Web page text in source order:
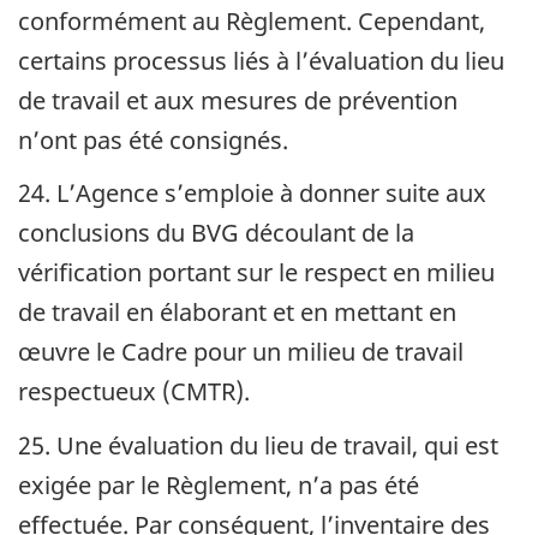
conformément au Règlement. Cependant,
certains processus liés à l’évaluation du lieu
de travail et aux mesures de prévention
n’ont pas été consignés.
24. L’Agence s’emploie à donner suite aux
conclusions du BVG découlant de la
vérification portant sur le respect en milieu
de travail en élaborant et en mettant en
œuvre le Cadre pour un milieu de travail
respectueux (CMTR).
25. Une évaluation du lieu de travail, qui est
exigée par le Règlement, n’a pas été
effectuée. Par conséquent, l’inventaire des